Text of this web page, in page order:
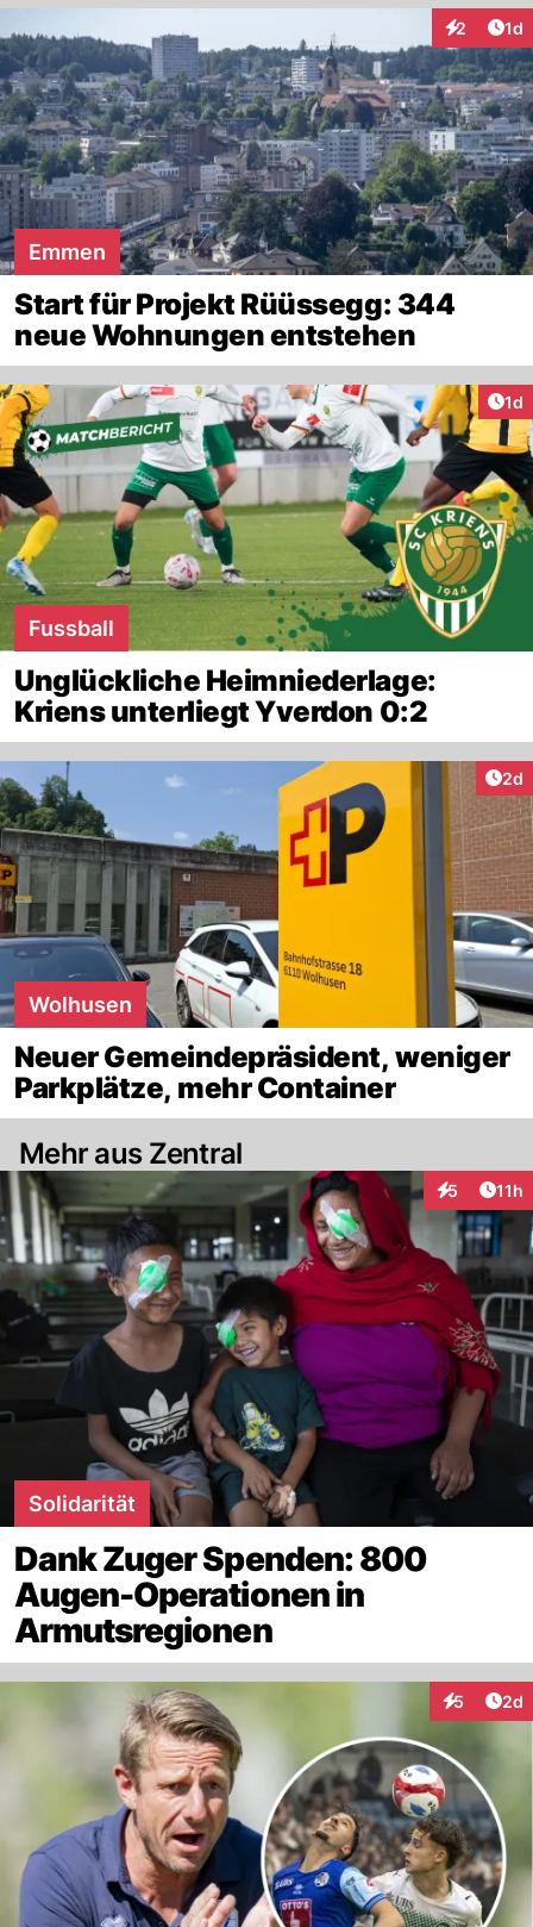
2 1d
Emmen
Start für Projekt Rüüssegg: 344
neue Wohnungen entstehen
1d
Fussball
Unglückliche Heimniederlage:
Kriens unterliegt Yverdon 0:2
2d
Wolhusen
Neuer Gemeindepräsident, weniger
Parkplätze, mehr Container
Mehr aus Zentral
5 11h
Solidarität
Dank Zuger Spenden: 800
Augen-Operationen in
Armutsregionen
5 2d